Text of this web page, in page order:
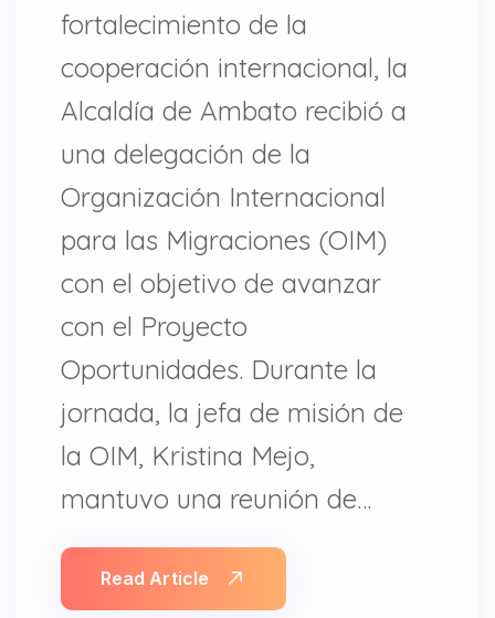
fortalecimiento de la
cooperación internacional, la
Alcaldía de Ambato recibió a
una delegación de la
Organización Internacional
para las Migraciones (OIM)
con el objetivo de avanzar
con el Proyecto
Oportunidades. Durante la
jornada, la jefa de misión de
la OIM, Kristina Mejo,
mantuvo una reunión de…
Read Article